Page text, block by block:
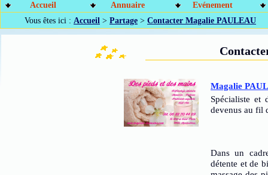
Accueil Annuaire
Evénement
Vous êtes ici : Accueil > Partage > Contacter Magalie PAULEAU
Magalie
Spécialiste et
devenus au fil
Dans un
détente et de